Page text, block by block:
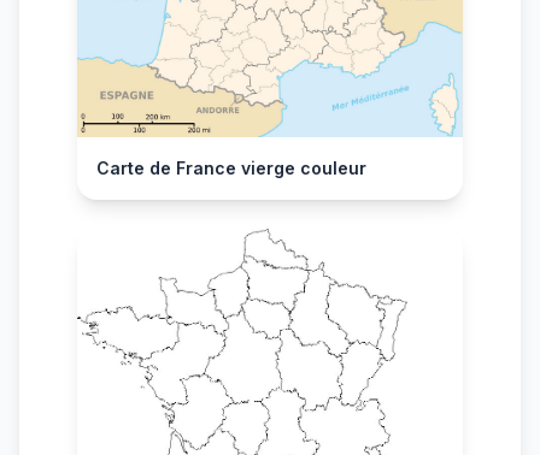
Carte de France vierge couleur